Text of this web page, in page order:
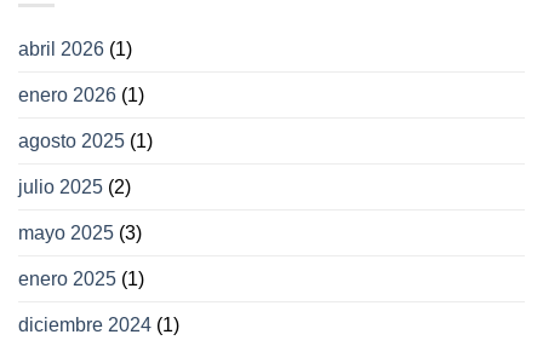
abril 2026 (1)
enero 2026 (1)
agosto 2025 (1)
julio 2025 (2)
mayo 2025 (3)
enero 2025 (1)
diciembre 2024 (1)